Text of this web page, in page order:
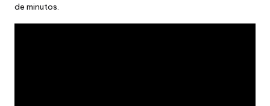
de minutos.